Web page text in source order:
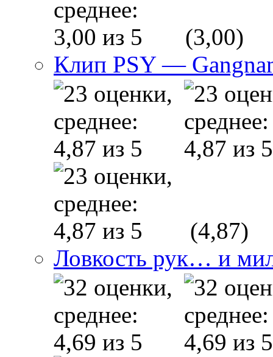
(3,00)
Клип PSY —
(4,87)
Ловкость рук… и